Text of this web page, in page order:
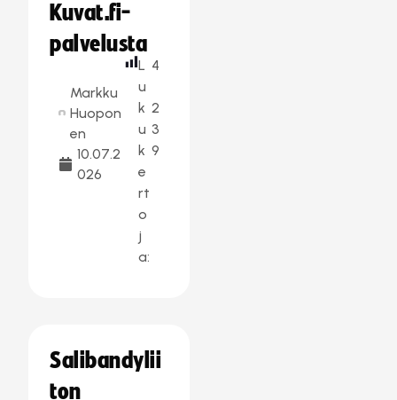
Kuvat.fi-
palvelusta
Markku
Huopon
en
10.07.2
026
L
u
k
u
k
e
rt
o
j
a:
4
2
3
9
Salibandylii
ton